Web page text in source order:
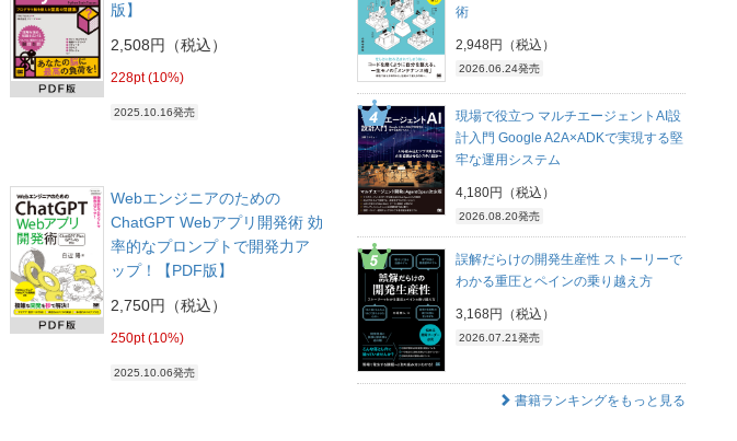
版】
2,508円（税込）
228pt (10%)
2025.10.16発売
Webエンジニアのための
ChatGPT Webアプリ開発術 効
率的なプロンプトで開発力ア
ップ！【PDF版】
2,750円（税込）
250pt (10%)
2025.10.06発売
術
2,948円（税込）
2026.06.24発売
現場で役立つ マルチエージェントAI設
計入門 Google A2A×ADKで実現する堅
牢な運用システム
4,180円（税込）
2026.08.20発売
誤解だらけの開発生産性 ストーリーで
わかる重圧とペインの乗り越え方
3,168円（税込）
2026.07.21発売
書籍ランキングをもっと見る